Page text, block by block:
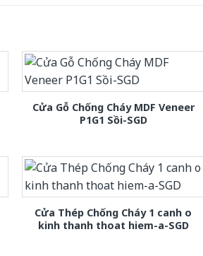
Cửa Gỗ Chống Cháy MDF Veneer
P1G1 Sồi-SGD
Cửa Thép Chống Cháy 1 canh o
kinh thanh thoat hiem-a-SGD